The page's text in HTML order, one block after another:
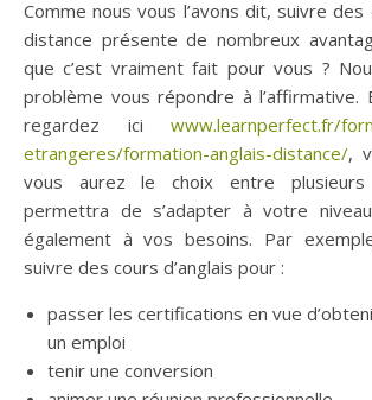
Comme nous vous l’avons dit, suivre des
distance présente de nombreux
que c’est vraiment fait pour vous ?
problème vous répondre à l’affirmative.
regardez ici www.learnperfect.fr/
etrangeres/formation-anglais-distance/,
vous aurez le choix entre plusieurs
permettra de s’adapter à votre niveau
également à vos besoins. Par
suivre des cours d’anglais pour :
passer les certifications en vue
un emploi
tenir une conversion